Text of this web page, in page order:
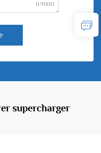
0/1000
supercharger